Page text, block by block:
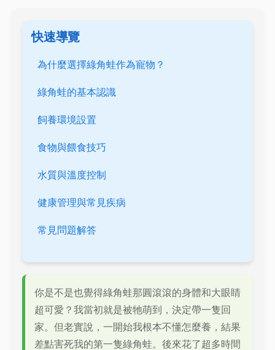
快速導覽
為什麼選擇綠角蛙作為寵物？
綠角蛙的基本認識
飼養環境設置
食物與餵食技巧
水質與溫度控制
健康管理與常見疾病
常見問題解答
你是不是也覺得綠角蛙那圓滾滾的身體和大眼睛
超可愛？我當初就是被牠萌到，決定帶一隻回
家。但老實說，一開始我根本不懂怎麼養，結果
差點害死我的第一隻綠角蛙。後來花了超多時間